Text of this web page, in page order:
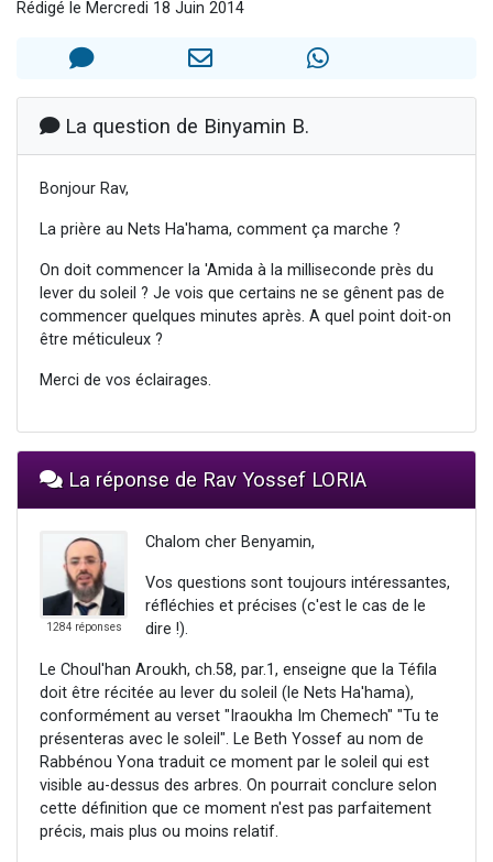
Odaya vient de donner son Maasser
2 personnes viennent de faire un don pour Tsédaka : pauvres d'Israel
Rédigé le Mercredi 18 Juin 2014
La question de Binyamin B.
Bonjour Rav,
La prière au Nets Ha'hama, comment ça marche ?
On doit commencer la 'Amida à la milliseconde près du
lever du soleil ? Je vois que certains ne se gênent pas de
commencer quelques minutes après. A quel point doit-on
être méticuleux ?
Merci de vos éclairages.
La réponse de Rav Yossef LORIA
1284 réponses
Chalom cher Benyamin,
Vos questions sont toujours intéressantes,
réfléchies et précises (c'est le cas de le
dire !).
Le Choul'han Aroukh, ch.58, par.1, enseigne que la Téfila
doit être récitée au lever du soleil (le Nets Ha'hama),
conformément au verset "Iraoukha Im Chemech" "Tu te
présenteras avec le soleil". Le Beth Yossef au nom de
Rabbénou Yona traduit ce moment par le soleil qui est
visible au-dessus des arbres. On pourrait conclure selon
cette définition que ce moment n'est pas parfaitement
précis, mais plus ou moins relatif.